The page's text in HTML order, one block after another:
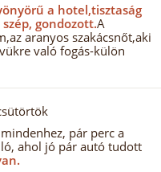
a hotel,tisztaság
gondozott.A
aranyos szakácsnőt,aki
való fogás-külön
pár perc a
ahol jó pár autó tudott